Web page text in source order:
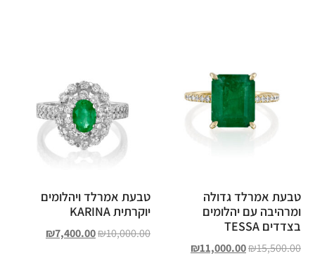
טבעת אמרלד גדולה
ומרהיבה עם יהלומים
בצדדים TESSA
₪15,500.00
₪11,000.00
טבעת אמרלד ויהלומים
יוקרתית KARINA
₪10,000.00
₪7,400.00